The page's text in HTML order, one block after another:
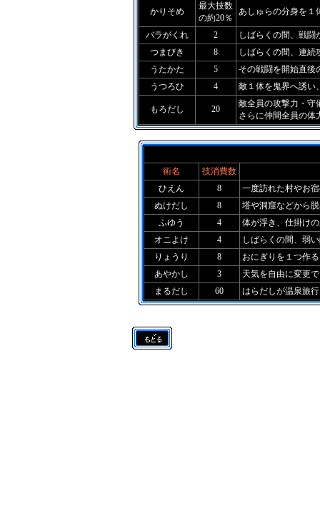
かりそめ
最大技数
の約20％
あしゅらの分身を１
バラがくれ 2
しばらくの間、戦闘
つまびき
8
しばらくの間、連続
うたかた
5
その戦闘を開始直後
うつろひ
4 敵１体を鬼界へ誘い
もろだし 20
敵全員の攻撃力・守
さらに仲間全員の体
術名
技消費数
ひえん
8
一度訪れた村やお
ぬけだし
8
塔や洞窟などから
ふゆう
4
体が浮き、仕掛け
オニよけ
4
しばらくの間、弱
りょうり
8
おにぎりを１つ作
あやかし
3
天気を自由に変更
まるだし
60 はらだしが温泉旅